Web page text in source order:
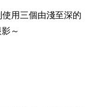
用三個由淺至深的
～